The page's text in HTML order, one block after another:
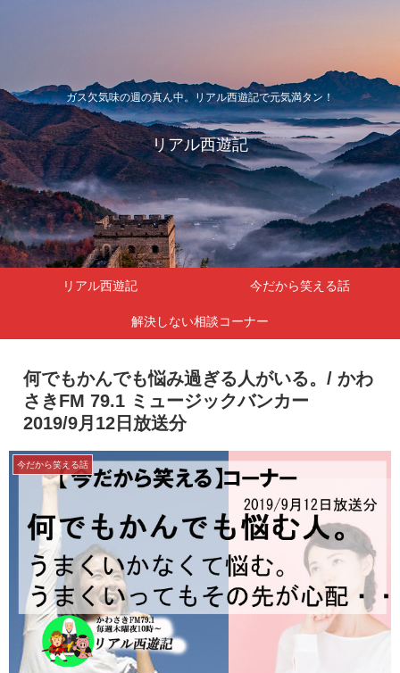
ガス欠気味の週の真ん中。リアル西遊記で元気満タン！
リアル西遊記
リアル西遊記 今だから笑える話
解決しない相談コーナー
何でもかんでも悩み過ぎる人がいる。/ かわ
さきFM 79.1 ミュージックバンカー
2019/9月12日放送分
今だから笑える話